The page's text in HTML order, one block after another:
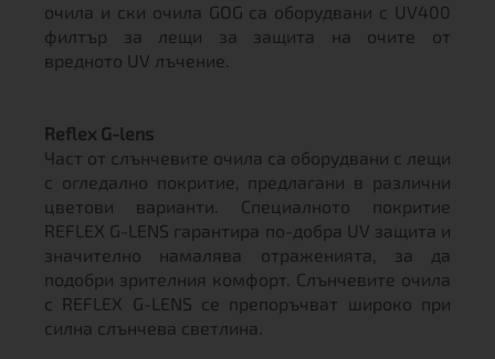
очила и ски очила GOG са оборудвани с UV400
филтър за лещи за защита на очите от
вредното UV лъчение.
Reflex G-lens
Част от слънчевите очила са оборудвани с лещи
с огледално покритие, предлагани в различни
цветови варианти. Специалното покритие
REFLEX G-LENS гарантира по-добра UV защита и
значително намалява отраженията, за да
подобри зрителния комфорт. Слънчевите очила
с REFLEX G-LENS се препоръчват широко при
силна слънчева светлина.